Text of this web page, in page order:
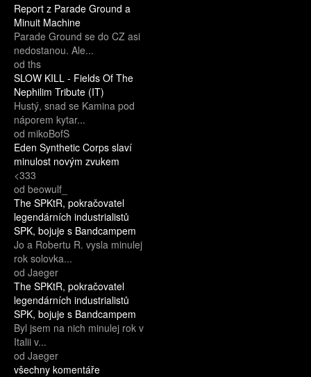
Report z Parade Ground a
Minuit Machine
Parade Ground se do CZ asi
nedostanou. Ale...
od ths
SLOW KILL - Fields Of The
Nephilim Tribute (IT)
Hustý, snad se Kamina pod
náporem kytar...
od mikoBofS
Eden Synthetic Corps slaví
minulost novým zvukem
<333
od beowulf_
The SPKtR, pokračovatel
legendárních industrialistů
SPK, bojuje s Bandcampem
Jo a Robertu R. vysla minulej
rok solovka...
od Jaeger
The SPKtR, pokračovatel
legendárních industrialistů
SPK, bojuje s Bandcampem
Byl jsem na nich minulej rok v
Italii v...
od Jaeger
všechny komentáře